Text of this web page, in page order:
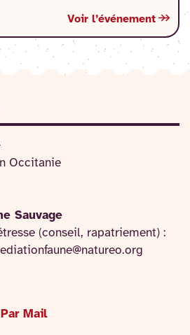
Voir l’événement
Occitanie
Sauvage
(conseil, rapatriement) :
Mail